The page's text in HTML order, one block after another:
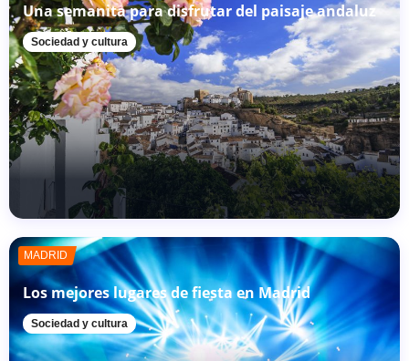
Una semanita para disfrutar del paisaje andaluz
Sociedad y cultura
MADRID
Los mejores lugares de fiesta en Madrid
Sociedad y cultura